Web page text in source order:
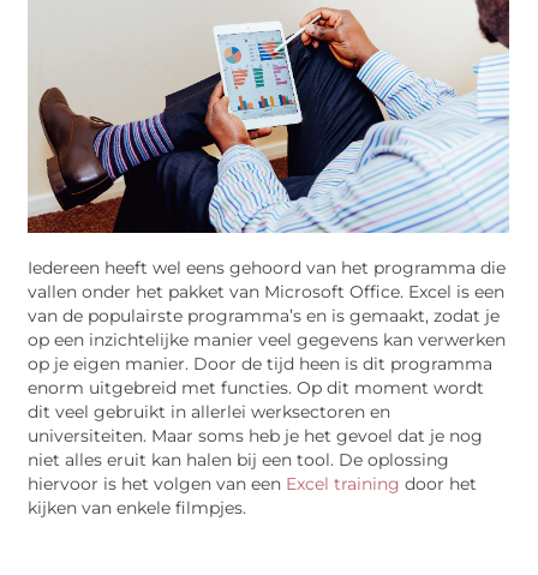
Iedereen heeft wel eens gehoord van het programma die
vallen onder het pakket van Microsoft Office. Excel is een
van de populairste programma’s en is gemaakt, zodat je
op een inzichtelijke manier veel gegevens kan verwerken
op je eigen manier. Door de tijd heen is dit programma
enorm uitgebreid met functies. Op dit moment wordt
dit veel gebruikt in allerlei werksectoren en
universiteiten. Maar soms heb je het gevoel dat je nog
niet alles eruit kan halen bij een tool. De oplossing
hiervoor is het volgen van een Excel training door het
kijken van enkele filmpjes.